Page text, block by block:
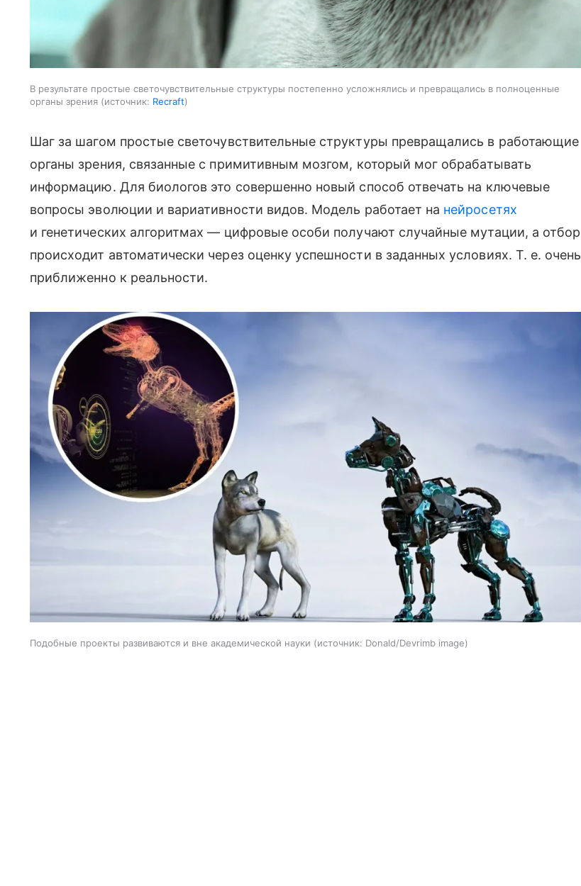
В результате простые светочувствительные структуры постепенно усложнялись и превращались в полноценные
органы зрения
источник: Recraft
Шаг за шагом простые светочувствительные структуры превращались в работающие
органы зрения, связанные с примитивным мозгом, который мог обрабатывать
информацию. Для биологов это совершенно новый способ отвечать на ключевые
вопросы эволюции и вариативности видов. Модель работает на нейросетях
и генетических алгоритмах — цифровые особи получают случайные мутации, а отбор
происходит автоматически через оценку успешности в заданных условиях. Т. е. очень
приближенно к реальности.
Подобные проекты развиваются и вне академической науки источник: Donald/Devrimb image